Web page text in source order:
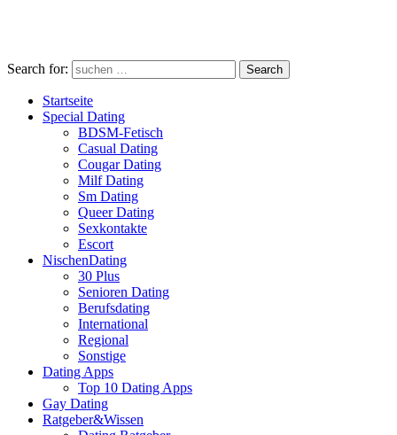
Search for: Search
Startseite
Special Dating
BDSM-Fetisch
Casual Dating
Cougar Dating
Milf Dating
Sm Dating
Queer Dating
Sexkontakte
Escort
NischenDating
30 Plus
Senioren Dating
Berufsdating
International
Regional
Sonstige
Dating Apps
Top 10 Dating Apps
Gay Dating
Ratgeber&Wissen